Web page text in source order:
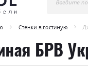
Введите
Стенки в гостиную
БРВ